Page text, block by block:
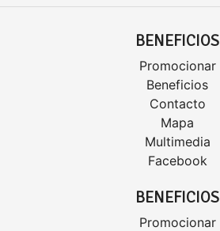
BENEFICIOS
Promocionar
Beneficios
Contacto
Mapa
Multimedia
Facebook
BENEFICIOS
Promocionar